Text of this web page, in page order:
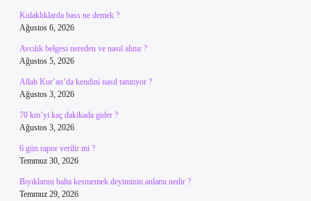
Kulaklıklarda bass ne demek ?
Ağustos 6, 2026
Avcılık belgesi nereden ve nasıl alınır ?
Ağustos 5, 2026
Allah Kur’an’da kendini nasıl tanıtıyor ?
Ağustos 3, 2026
70 km’yi kaç dakikada gider ?
Ağustos 3, 2026
6 gün rapor verilir mi ?
Temmuz 30, 2026
Bıyıklarını balta kesmemek deyiminin anlamı nedir ?
Temmuz 29, 2026